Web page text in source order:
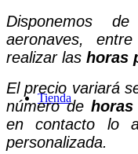
Tienda
Disponemos
aeronaves,
realizar las horas
El precio variará
número de
en contacto lo
personalizada.